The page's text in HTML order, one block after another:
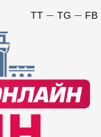
FB
TG
TT